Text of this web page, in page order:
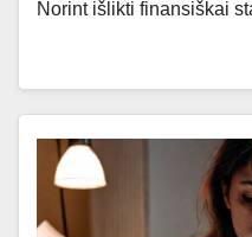
Norint išlikti finansiškai